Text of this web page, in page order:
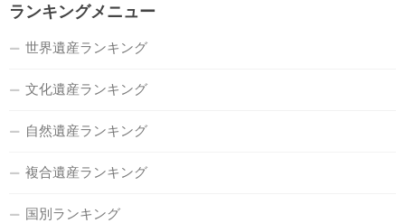
ランキングメニュー
世界遺産ランキング
文化遺産ランキング
自然遺産ランキング
複合遺産ランキング
国別ランキング